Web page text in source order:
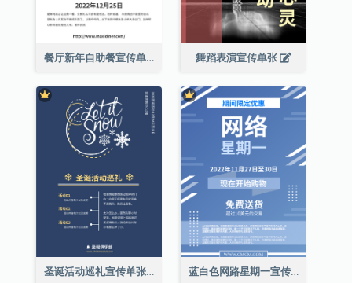
餐厅新年自助餐宣传单张 舞蹈表演宣传单张
圣诞活动巡礼宣传单张(附介绍) 蓝白色网路星期一宣传单张